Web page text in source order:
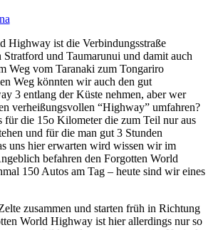
Highway ist die Verbindungsstraße
Stratford und Taumarunui und damit auch
Weg vom Taranaki zum Tongariro
Weg könnten wir auch den gut
3 entlang der Küste nehmen, aber wer
verheißungsvollen “Highway” umfahren?
für die 15o Kilometer die zum Teil nur aus
und für die man gut 3 Stunden
uns hier erwarten wird wissen wir im
befahren den Forgotten World
150 Autos am Tag – heute sind wir eines
zusammen und starten früh in Richtung
World Highway ist hier allerdings nur so